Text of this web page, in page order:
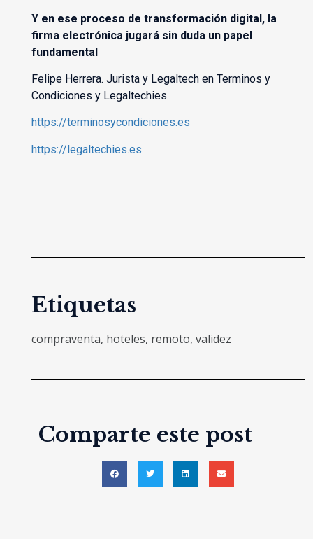
Y en ese proceso de transformación digital, la
firma electrónica jugará sin duda un papel
fundamental
Felipe Herrera. Jurista y Legaltech en Terminos y
Condiciones y Legaltechies.
https://terminosycondiciones.es
https://legaltechies.es
Etiquetas
compraventa, hoteles, remoto, validez
Comparte este post